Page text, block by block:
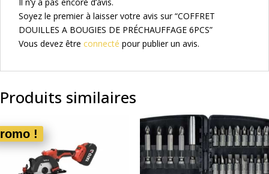
Soyez le premier à laisser votre avis sur “COFFRET
DOUILLES A BOUGIES DE PRÉCHAUFFAGE 6PCS”
Vous devez être connecté pour publier un avis.
Produits similaires
!